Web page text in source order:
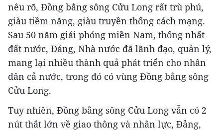
nêu rõ, Đồng bằng sông Cửu Long rất trù phú,
giàu tiềm năng, giàu truyền thống cách mạng.
Sau 50 năm giải phóng miền Nam, thống nhất
đất nước, Đảng, Nhà nước đã lãnh đạo, quản lý,
mang lại nhiều thành quả phát triển cho nhân
dân cả nước, trong đó có vùng Đồng bằng sông
Cửu Long.
Tuy nhiên, Đồng bằng sông Cửu Long vẫn có 2
nút thắt lớn về giao thông và nhân lực, Đảng,